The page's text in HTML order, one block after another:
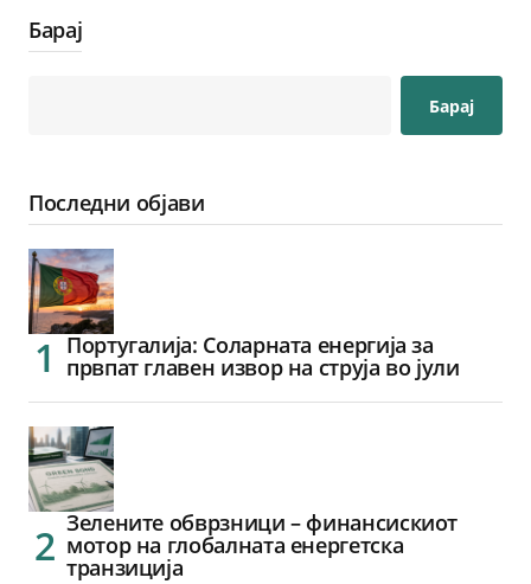
Барај
Барај
Последни објави
Португалија: Соларната енергија за
првпат главен извор на струја во јули
Зелените обврзници – финансискиот
мотор на глобалната енергетска
транзиција